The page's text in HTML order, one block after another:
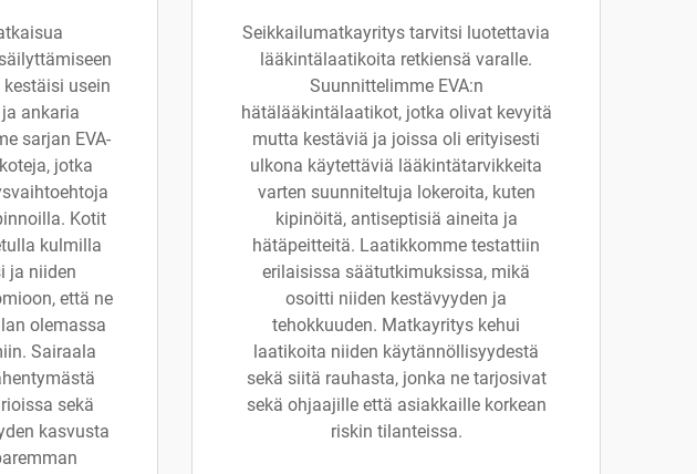
usein
ankaria
sarjan EVA-
jotka
Kotit
kulmilla
ja niiden
että ne
olemassa
Sairaala
sekä
kasvusta
Seikkailumatkayritys tarvitsi luotettavia
lääkintälaatikoita retkiensä varalle.
Suunnittelimme EVA:n
hätälääkintälaatikot, jotka olivat kevyitä
mutta kestäviä ja joissa oli erityisesti
ulkona käytettäviä lääkintätarvikkeita
varten suunniteltuja lokeroita, kuten
kipinöitä, antiseptisiä aineita ja
hätäpeitteitä. Laatikkomme testattiin
erilaisissa säätutkimuksissa, mikä
osoitti niiden kestävyyden ja
tehokkuuden. Matkayritys kehui
laatikoita niiden käytännöllisyydestä
sekä siitä rauhasta, jonka ne tarjosivat
sekä ohjaajille että asiakkaille korkean
riskin tilanteissa.